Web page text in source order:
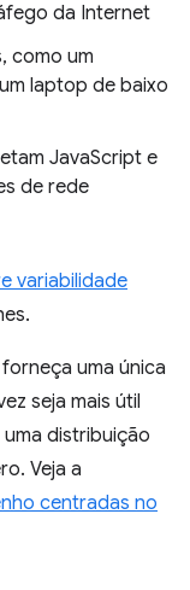
da Internet
como um
laptop de baixo
JavaScript e
de rede
variabilidade
uma única
seja mais útil
distribuição
Veja a
centradas no